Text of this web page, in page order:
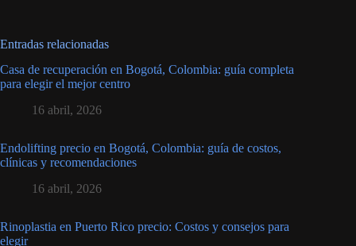
Entradas relacionadas
Casa de recuperación en Bogotá, Colombia: guía completa
para elegir el mejor centro
16 abril, 2026
Endolifting precio en Bogotá, Colombia: guía de costos,
clínicas y recomendaciones
16 abril, 2026
Rinoplastia en Puerto Rico precio: Costos y consejos para
elegir